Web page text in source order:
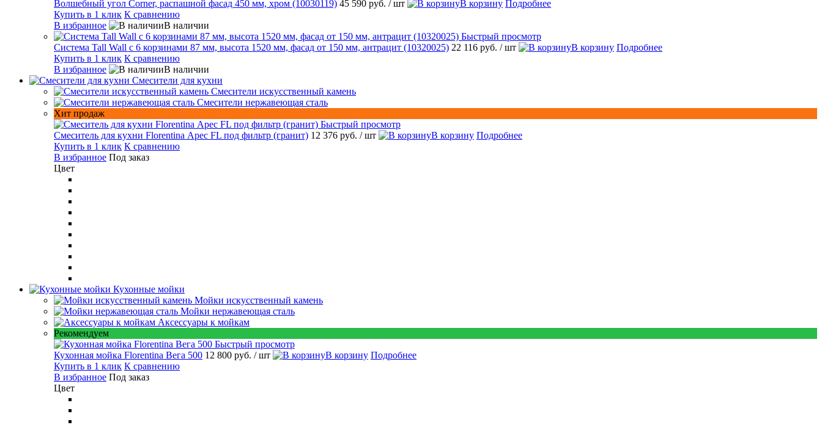
Волшебный угол Corner, распашной фасад 450 мм, хром (10030119) 45 590 руб. / шт В корзину Подробнее
Купить в 1 клик К сравнению
В избранное
В наличии
Быстрый просмотр
Система Tall Wall с 6 корзинами 87 мм, высота 1520 мм, фасад от 150 мм, антрацит (10320025) 22 116 руб. / шт В корзину Подробнее
Купить в 1 клик К сравнению
В избранное
В наличии
Смесители для кухни
Смесители искусственный камень
Смесители нержавеющая сталь
Хит продаж
Быстрый просмотр
Смеситель для кухни Florentina Арес FL под фильтр (гранит) 12 376 руб. / шт В корзину Подробнее
Купить в 1 клик К сравнению
В избранное Под заказ
Цвет
Кухонные мойки
Мойки искусственный камень
Мойки нержавеющая сталь
Аксессуары к мойкам
Рекомендуем
Быстрый просмотр
Кухонная мойка Florentina Вега 500 12 800 руб. / шт В корзину Подробнее
Купить в 1 клик К сравнению
В избранное Под заказ
Цвет